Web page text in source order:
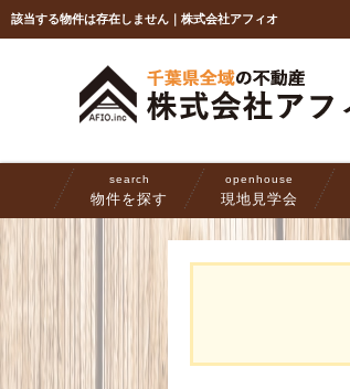
該当する物件は存在しません｜株式会社アフィオ
search
物件を探す
openhouse
現地見学会